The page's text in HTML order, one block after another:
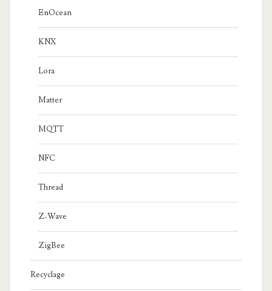
EnOcean
KNX
Lora
Matter
MQTT
NFC
Thread
Z-Wave
ZigBee
Recyclage